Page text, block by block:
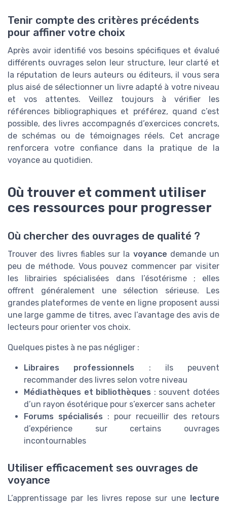
Tenir compte des critères précédents
pour affiner votre choix
Après avoir identifié vos besoins spécifiques et évalué
différents ouvrages selon leur structure, leur clarté et
la réputation de leurs auteurs ou éditeurs, il vous sera
plus aisé de sélectionner un livre adapté à votre niveau
et vos attentes. Veillez toujours à vérifier les
références bibliographiques et préférez, quand c’est
possible, des livres accompagnés d’exercices concrets,
de schémas ou de témoignages réels. Cet ancrage
renforcera votre confiance dans la pratique de la
voyance au quotidien.
Où trouver et comment utiliser
ces ressources pour progresser
Où chercher des ouvrages de qualité ?
Trouver des livres fiables sur la voyance demande un
peu de méthode. Vous pouvez commencer par visiter
les librairies spécialisées dans l’ésotérisme ; elles
offrent généralement une sélection sérieuse. Les
grandes plateformes de vente en ligne proposent aussi
une large gamme de titres, avec l’avantage des avis de
lecteurs pour orienter vos choix.
Quelques pistes à ne pas négliger :
Libraires professionnels : ils peuvent
recommander des livres selon votre niveau
Médiathèques et bibliothèques : souvent dotées
d’un rayon ésotérique pour s’exercer sans acheter
Forums spécialisés : pour recueillir des retours
d’expérience sur certains ouvrages
incontournables
Utiliser efficacement ses ouvrages de
voyance
L’apprentissage par les livres repose sur une lecture